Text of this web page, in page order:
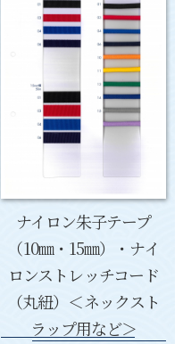
ナイロン朱子テープ
（10㎜・15㎜）・ナイ
ロンストレッチコード
（丸紐）＜ネックスト
ラップ用など＞